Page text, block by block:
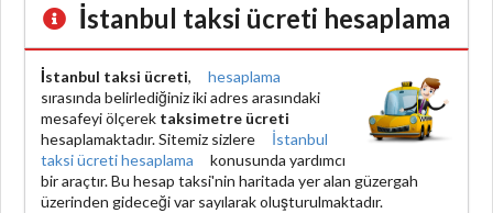
İstanbul taksi ücreti hesaplama
İstanbul taksi ücreti,
hesaplama
sırasında belirlediğiniz iki adres arasındaki
mesafeyi ölçerek taksimetre ücreti
hesaplamaktadır. Sitemiz sizlere
İstanbul
taksi ücreti hesaplama
konusunda yardımcı
bir araçtır. Bu hesap taksi'nin haritada yer alan güzergah
üzerinden gideceği var sayılarak oluşturulmaktadır.